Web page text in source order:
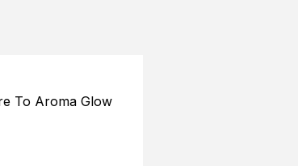
To Aroma Glow